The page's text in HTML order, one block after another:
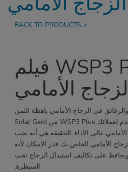
< BACK TO PRODUCTS
WSP3 Plus فيلم
الأمامي
في الزجاج الأمامي باهظة الثمن
وخطيرة. يمكنك الآن أن تقدم لعملائك WSP3 Plus من Solar Gard
عالي الأداء. الحقيقة هي أنه يجب
الأمامي الخاص بك قدر الإمكان لأنه
ويحافظ على تكاليف استبدال الزجاج تحت
السيطرة.